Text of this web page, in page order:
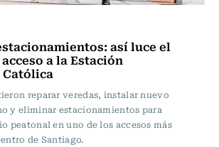
así luce el
a la Estación
reparar veredas, instalar nuevo
y eliminar estacionamientos para
peatonal en uno de los accesos más
de Santiago.